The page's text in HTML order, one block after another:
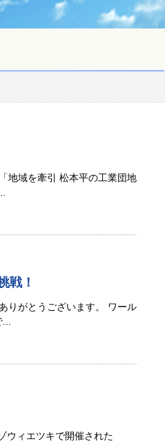
地域を牽引 松本平の工業団地
戦！
りがとうございます。 ワール
ウィエツキで開催された